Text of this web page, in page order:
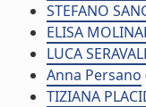
STEFANO
ELISA
LUCA
Anna Persano
TIZIANA